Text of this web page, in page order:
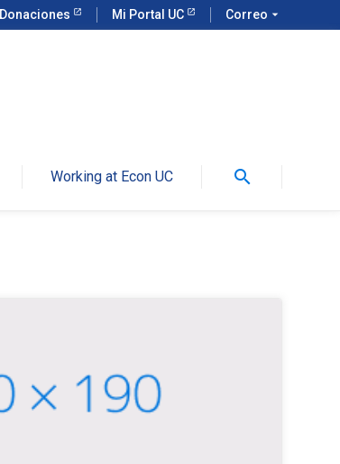
Donaciones Mi Portal UC Correo arrow_drop_down
Working at Econ UC search